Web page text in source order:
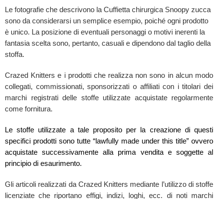
Le fotografie che descrivono la Cuffietta chirurgica Snoopy zucca
sono da considerarsi un semplice esempio, poiché ogni prodotto
è unico. La posizione di eventuali personaggi o motivi inerenti la
fantasia scelta sono, pertanto, casuali e dipendono dal taglio della
stoffa.
Crazed Knitters e i prodotti che realizza non sono in alcun modo
collegati, commissionati, sponsorizzati o affiliati con i titolari dei
marchi registrati delle stoffe utilizzate acquistate regolarmente
come fornitura.
Le stoffe utilizzate a tale proposito per la creazione di questi
specifici prodotti sono tutte “lawfully made under this title” ovvero
acquistate successivamente alla prima vendita e soggette al
principio di esaurimento.
Gli articoli realizzati da Crazed Knitters mediante l’utilizzo di stoffe
licenziate che riportano effigi, indizi, loghi, ecc. di noti marchi